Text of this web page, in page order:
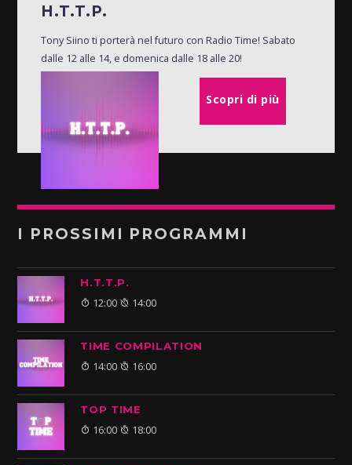
H.T.T.P.
Tony Siino ti porterà nel futuro con Radio Time! Sabato
dalle 12 alle 14, e domenica dalle 18 alle 20!
Scopri di più
I PROSSIMI PROGRAMMI
H.T.T.P.
12:00 14:00
TIME COMPILATION
14:00 16:00
TOP TIME
16:00 18:00